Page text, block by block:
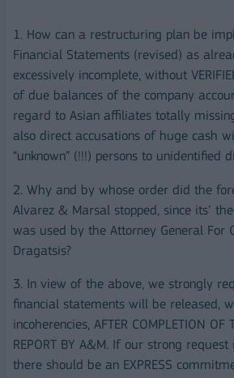
1. How can a restructuring plan be
Financial Statements (revised) as
excessively incomplete, without
of due balances of the company
regard to Asian affiliates totally
also direct accusations of huge cash
“unknown” (!!!) persons to unidentified
2. Why and by whose order did the
Alvarez & Marsal stopped, since its’
was used by the Attorney General For
Dragatsis?
3. In view of the above, we strongly
financial statements will be released,
incoherencies, AFTER COMPLETION OF
REPORT BY A&M. If our strong
there should be an EXPRESS